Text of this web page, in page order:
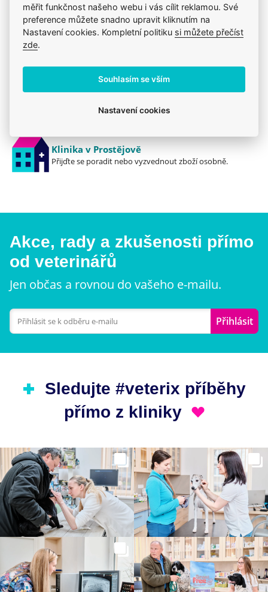
Jsme zkušení veterináři
Mazlíčkům pomáháme denně již 20 let.
Vždy odborně poradíme
Pomůžeme s výběrem, výživou i problémem.
Prodáváme to, čemu věříme
Klinika v Prostějově
Přijďte se poradit nebo vyzvednout zboží osobně.
Akce, rady a zkušenosti přímo
od veterinářů
Jen občas a rovnou do vašeho e-mailu.
Přihlásit
Sledujte #veterix příběhy
přímo z kliniky
měřit funkčnost našeho webu i vás cílit reklamou. Své
preference můžete snadno upravit kliknutím na
Nastavení cookies. Kompletní politiku si můžete přečíst
zde.
Souhlasím se vším
Nastavení cookies